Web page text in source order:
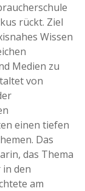
rückt. Ziel
Wissen
Medien zu
von
einen tiefen
Das
das Thema
den
am